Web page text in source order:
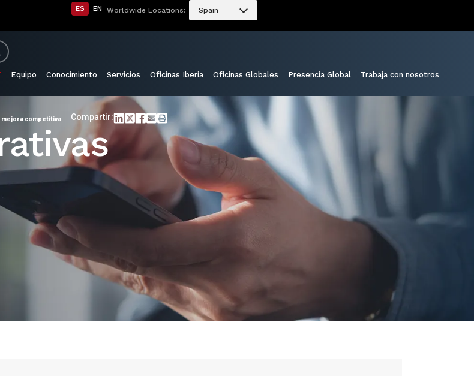
ES EN Worldwide Locations: Spain
Equipo Conocimiento Servicios Oficinas Iberia Oficinas Globales Presencia Global Trabaja con nosotros
mejora competitiva Compartir: